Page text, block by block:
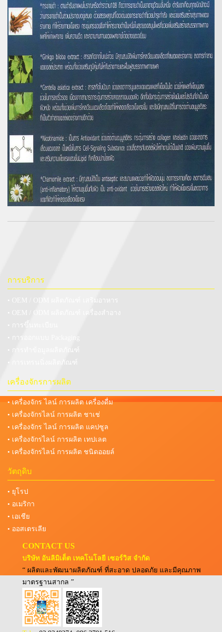
การบริการ
• OEM / ODM ผลิตภัณฑ์ เสริมอาหาร
• OEM / ODM ผลิตภัณฑ์ เครื่องสำอาง
• การขึ้นทะเบียน
• การออกแบบ Packaging
• การทำข้อมูลผลิตภัณฑ์
• การเทรนนิ่งผลิตภัณฑ์
เครื่องจักรการผลิต
• เครื่องจักร ไลน์ การผลิต เครื่องดื่ม
• เครื่องจักรไลน์ การผลิต ชาเช่
• เครื่องจักร ไลน์ การผลิต แคปซูล
• เครื่องจักรไลน์ การผลิต เทปเลต
• เครื่องจักรไลน์ การผลิต ชนิดออยล์
วัตถุดิบ
• ยุโรป
• อเมริกา
• เอเชีย
• ออสเตรเลีย
CONTACT US
บริษัท อันลิมิเต็ต เทคโนโลยี เซอร์วิส จำกัด
“ ผลิตและพัฒนาผลิตภัณฑ์ ที่สะอาด ปลอดภัย และมีคุณภาพ
มาตรฐานสากล ”